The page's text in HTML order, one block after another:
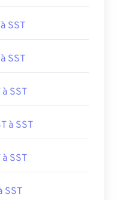
SST
SST
à SST
à SST
à SST
SST